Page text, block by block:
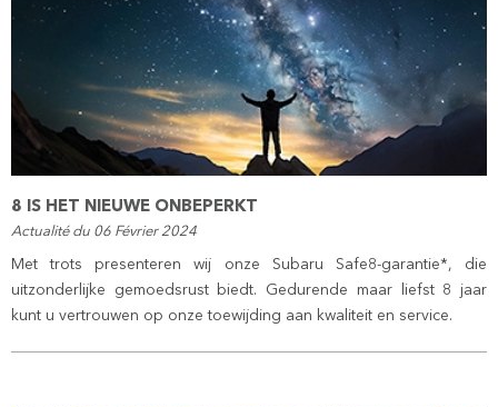
8 IS HET NIEUWE ONBEPERKT
Actualité du 06 Février 2024
Met trots presenteren wij onze Subaru Safe8-garantie*, die
uitzonderlijke gemoedsrust biedt. Gedurende maar liefst 8 jaar
kunt u vertrouwen op onze toewijding aan kwaliteit en service.